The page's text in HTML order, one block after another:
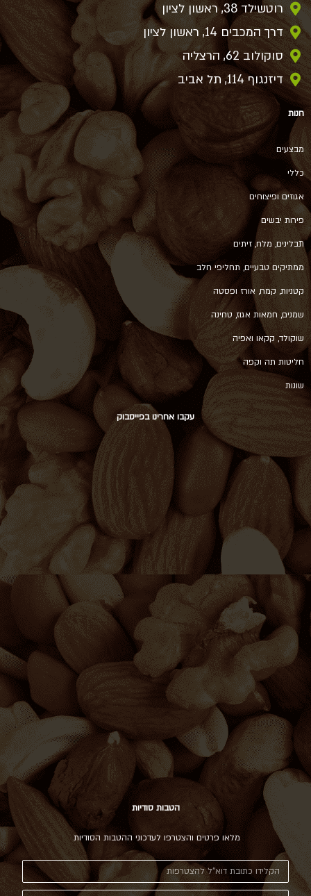
רוטשילד 38, ראשון לציון
דרך המכבים 14, ראשון לציון
סוקולוב 62, הרצליה
דיזנגוף 114, תל אביב
חנות
מבצעים
כללי
אגוזים ופיצוחים
פירות יבשים
תבלינים, מלח, זיתים
ממתיקים טבעיים, תחליפי חלב
קטניות, קמח, אורז ופסטה
שמנים, חמאות אגוז, טחינה
שוקולד, קקאו ואפיה
חליטות תה וקפה
שונות
עקבו אחרינו בפייסבוק
הטבות סודיות
מלאו פרטים והצטרפו לעדכוני ההטבות הסודיות